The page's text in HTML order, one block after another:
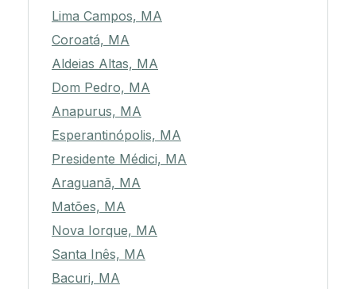
Lima Campos, MA
Coroatá, MA
Aldeias Altas, MA
Dom Pedro, MA
Anapurus, MA
Esperantinópolis, MA
Presidente Médici, MA
Araguanã, MA
Matões, MA
Nova Iorque, MA
Santa Inês, MA
Bacuri, MA